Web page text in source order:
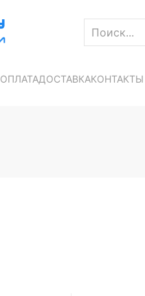
ОПЛАТАДОСТАВКАКОНТАКТЫ